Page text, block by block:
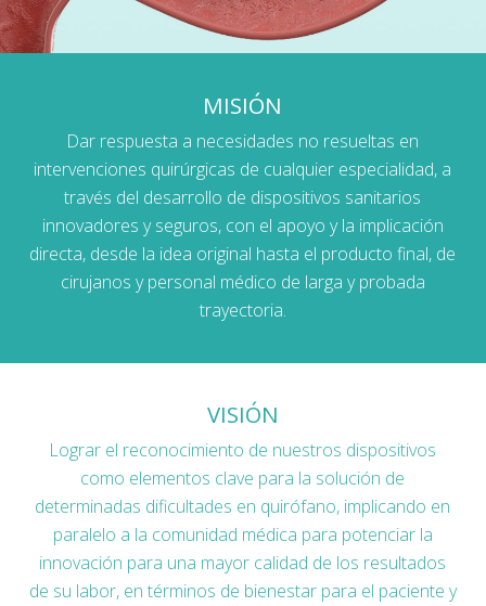
MISIÓN
Dar respuesta a necesidades no resueltas en
intervenciones quirúrgicas de cualquier especialidad, a
través del desarrollo de dispositivos sanitarios
innovadores y seguros, con el apoyo y la implicación
directa, desde la idea original hasta el producto final, de
cirujanos y personal médico de larga y probada
trayectoria.
VISIÓN
Lograr el reconocimiento de nuestros dispositivos
como elementos clave para la solución de
determinadas dificultades en quirófano, implicando en
paralelo a la comunidad médica para potenciar la
innovación para una mayor calidad de los resultados
de su labor, en términos de bienestar para el paciente y